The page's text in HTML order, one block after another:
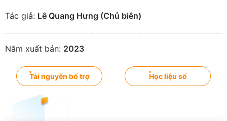
Tác giả: Lê Quang Hưng (Chủ biên)
Năm xuất bản: 2023
Tài nguyên bổ trợ Học liệu số